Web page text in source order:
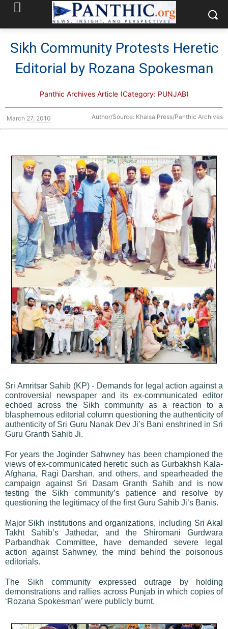
Sikh Community Protests Heretic
Editorial by Rozana Spokesman
Panthic Archives Article (Category: PUNJAB)
March 27, 2010 Author/Source: Khalsa Press/Panthic Archives
Sri Amritsar Sahib (KP) - Demands for legal action against a
controversial newspaper and its ex-communicated editor
echoed across the Sikh community as a reaction to a
blasphemous editorial column questioning the authenticity of
authenticity of Sri Guru Nanak Dev Ji’s Bani enshrined in Sri
Guru Granth Sahib Ji.
For years the Joginder Sahwney has been championed the
views of ex-communicated heretic such as Gurbakhsh Kala-
Afghana, Ragi Darshan, and others, and spearheaded the
campaign against Sri Dasam Granth Sahib and is now
testing the Sikh community’s patience and resolve by
questioning the legitimacy of the first Guru Sahib Ji’s Banis.
Major Sikh institutions and organizations, including Sri Akal
Takht Sahib’s Jathedar, and the Shiromani Gurdwara
Parbandhak Committee, have demanded severe legal
action against Sahwney, the mind behind the poisonous
editorials.
The Sikh community expressed outrage by holding
demonstrations and rallies across Punjab in which copies of
‘Rozana Spokesman’ were publicly burnt.